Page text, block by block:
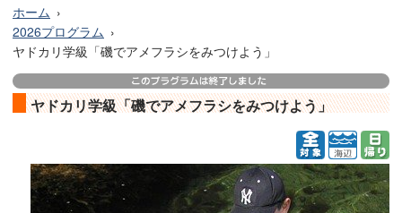
ホーム
2026プログラム
ヤドカリ学級「磯でアメフラシをみつけよう」
ヤドカリ学級「磯でアメフラシをみつけよう」